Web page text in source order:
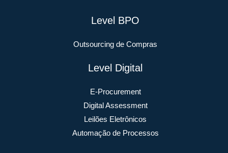
Level BPO
Outsourcing de Compras
Level Digital
E-Procurement
Digital Assessment
Leilões Eletrônicos
Automação de Processos